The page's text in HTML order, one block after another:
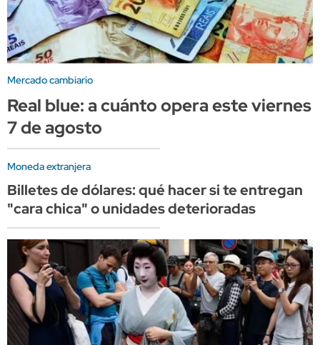
Mercado cambiario
Real blue: a cuánto opera este viernes
7 de agosto
Moneda extranjera
Billetes de dólares: qué hacer si te entregan
"cara chica" o unidades deterioradas